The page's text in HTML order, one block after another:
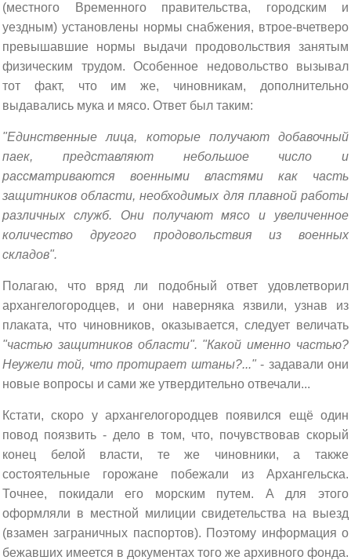
(местного Временного правительства, городским и
уездным) установлены нормы снабжения, втрое-вчетверо
превышавшие нормы выдачи продовольствия занятым
физическим трудом. Особенное недовольство вызывал
тот факт, что им же, чиновникам, дополнительно
выдавались мука и мясо. Ответ был таким:
"Единственные лица, которые получают добавочный
паек, представляют небольшое число и
рассматриваются военными властями как часть
защитников области, необходимых для плавной работы
различных служб. Они получают мясо и увеличенное
количество другого продовольствия из военных
складов".
Полагаю, что вряд ли подобный ответ удовлетворил
архангелогородцев, и они наверняка язвили, узнав из
плаката, что чиновников, оказывается, следует величать
"частью защитников области". "Какой именно частью?
Неужели той, что протирает штаны?..."- задавали они
новые вопросы и сами же утвердительно отвечали...
Кстати, скоро у архангелогородцев появился ещё один
повод поязвить - дело в том, что, почувствовав скорый
конец белой власти, те же чиновники, а также
состоятельные горожане побежали из Архангельска.
Точнее, покидали его морским путем. А для этого
оформляли в местной милиции свидетельства на выезд
(взамен заграничных паспортов). Поэтому информация о
бежавших имеется в документах того же архивного фонда.